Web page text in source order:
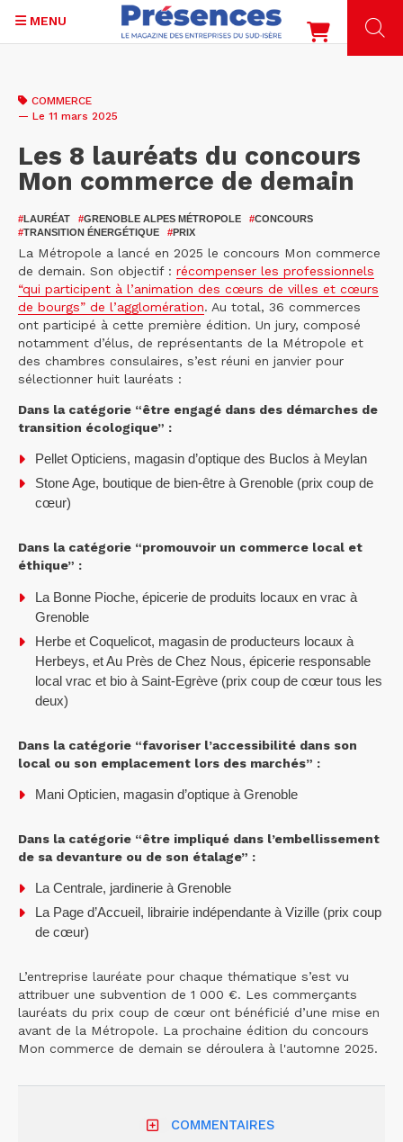
contenu
MENU
COMMERCE
— Le 11 mars 2025
Les 8 lauréats du concours
Mon commerce de demain
#LAURÉAT #GRENOBLE ALPES MÉTROPOLE #CONCOURS
#TRANSITION ÉNERGÉTIQUE #PRIX
La Métropole a lancé en 2025 le concours Mon commerce
de demain. Son objectif : récompenser les professionnels
“qui participent à l’animation des cœurs de villes et cœurs
de bourgs” de l’agglomération. Au total, 36 commerces
ont participé à cette première édition. Un jury, composé
notamment d’élus, de représentants de la Métropole et
des chambres consulaires, s’est réuni en janvier pour
sélectionner huit lauréats :
Dans la catégorie “être engagé dans des démarches de
transition écologique” :
Pellet Opticiens, magasin d’optique des Buclos à Meylan
Stone Age, boutique de bien-être à Grenoble (prix coup de
cœur)
Dans la catégorie “promouvoir un commerce local et
éthique” :
La Bonne Pioche, épicerie de produits locaux en vrac à
Grenoble
Herbe et Coquelicot, magasin de producteurs locaux à
Herbeys, et Au Près de Chez Nous, épicerie responsable
local vrac et bio à Saint-Egrève (prix coup de cœur tous les
deux)
Dans la catégorie “favoriser l’accessibilité dans son
local ou son emplacement lors des marchés” :
Mani Opticien, magasin d’optique à Grenoble
Dans la catégorie “être impliqué dans l’embellissement
de sa devanture ou de son étalage” :
La Centrale, jardinerie à Grenoble
La Page d’Accueil, librairie indépendante à Vizille (prix coup
de cœur)
L’entreprise lauréate pour chaque thématique s’est vu
attribuer une subvention de 1 000 €. Les commerçants
lauréats du prix coup de cœur ont bénéficié d’une mise en
avant de la Métropole. La prochaine édition du concours
Mon commerce de demain se déroulera à l'automne 2025.
COMMENTAIRES